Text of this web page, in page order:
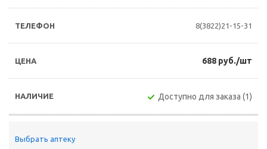
8(3822)21-15-31
688 руб./шт
Доступно для заказа (1)
Выбрать аптеку